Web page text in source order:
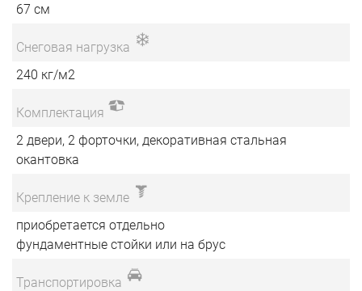
67 см
Снеговая нагрузка
240 кг/м2
Комплектация
2 двери, 2 форточки, декоративная стальная
окантовка
Крепление к земле
приобретается отдельно
фундаментные стойки или на брус
Транспортировка